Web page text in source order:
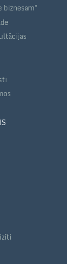
biznesam"